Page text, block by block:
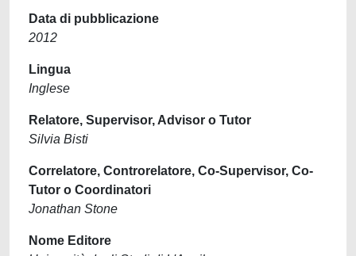
Data di pubblicazione
2012
Lingua
Inglese
Relatore, Supervisor, Advisor o Tutor
Silvia Bisti
Correlatore, Controrelatore, Co-Supervisor, Co-
Tutor o Coordinatori
Jonathan Stone
Nome Editore